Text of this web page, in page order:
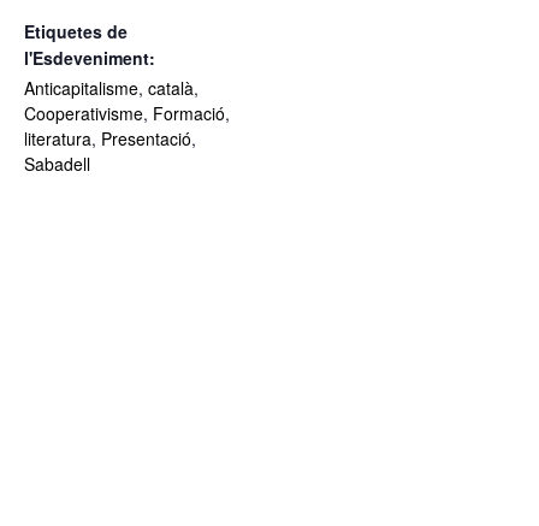
Etiquetes de
l'Esdeveniment:
Anticapitalisme, català,
Cooperativisme, Formació,
literatura, Presentació,
Sabadell